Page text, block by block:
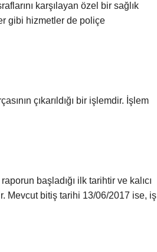
karşılayan özel bir sağlık
gibi hizmetler de poliçe
çıkarıldığı bir işlemdir. İşlem
başladığı ilk tarihtir ve kalıcı
Mevcut bitiş tarihi 13/06/2017 ise, iş